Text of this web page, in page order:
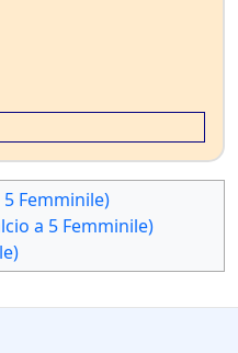
Femminile)
a 5 Femminile)